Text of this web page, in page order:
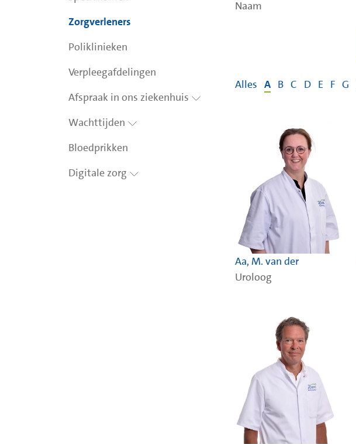
Zorgverleners
Poliklinieken
Verpleegafdelingen
Afspraak in ons ziekenhuis
Wachttijden
Bloedprikken
Digitale zorg
Naam
Alles A B C D E F G
Aa, M. van der
Uroloog